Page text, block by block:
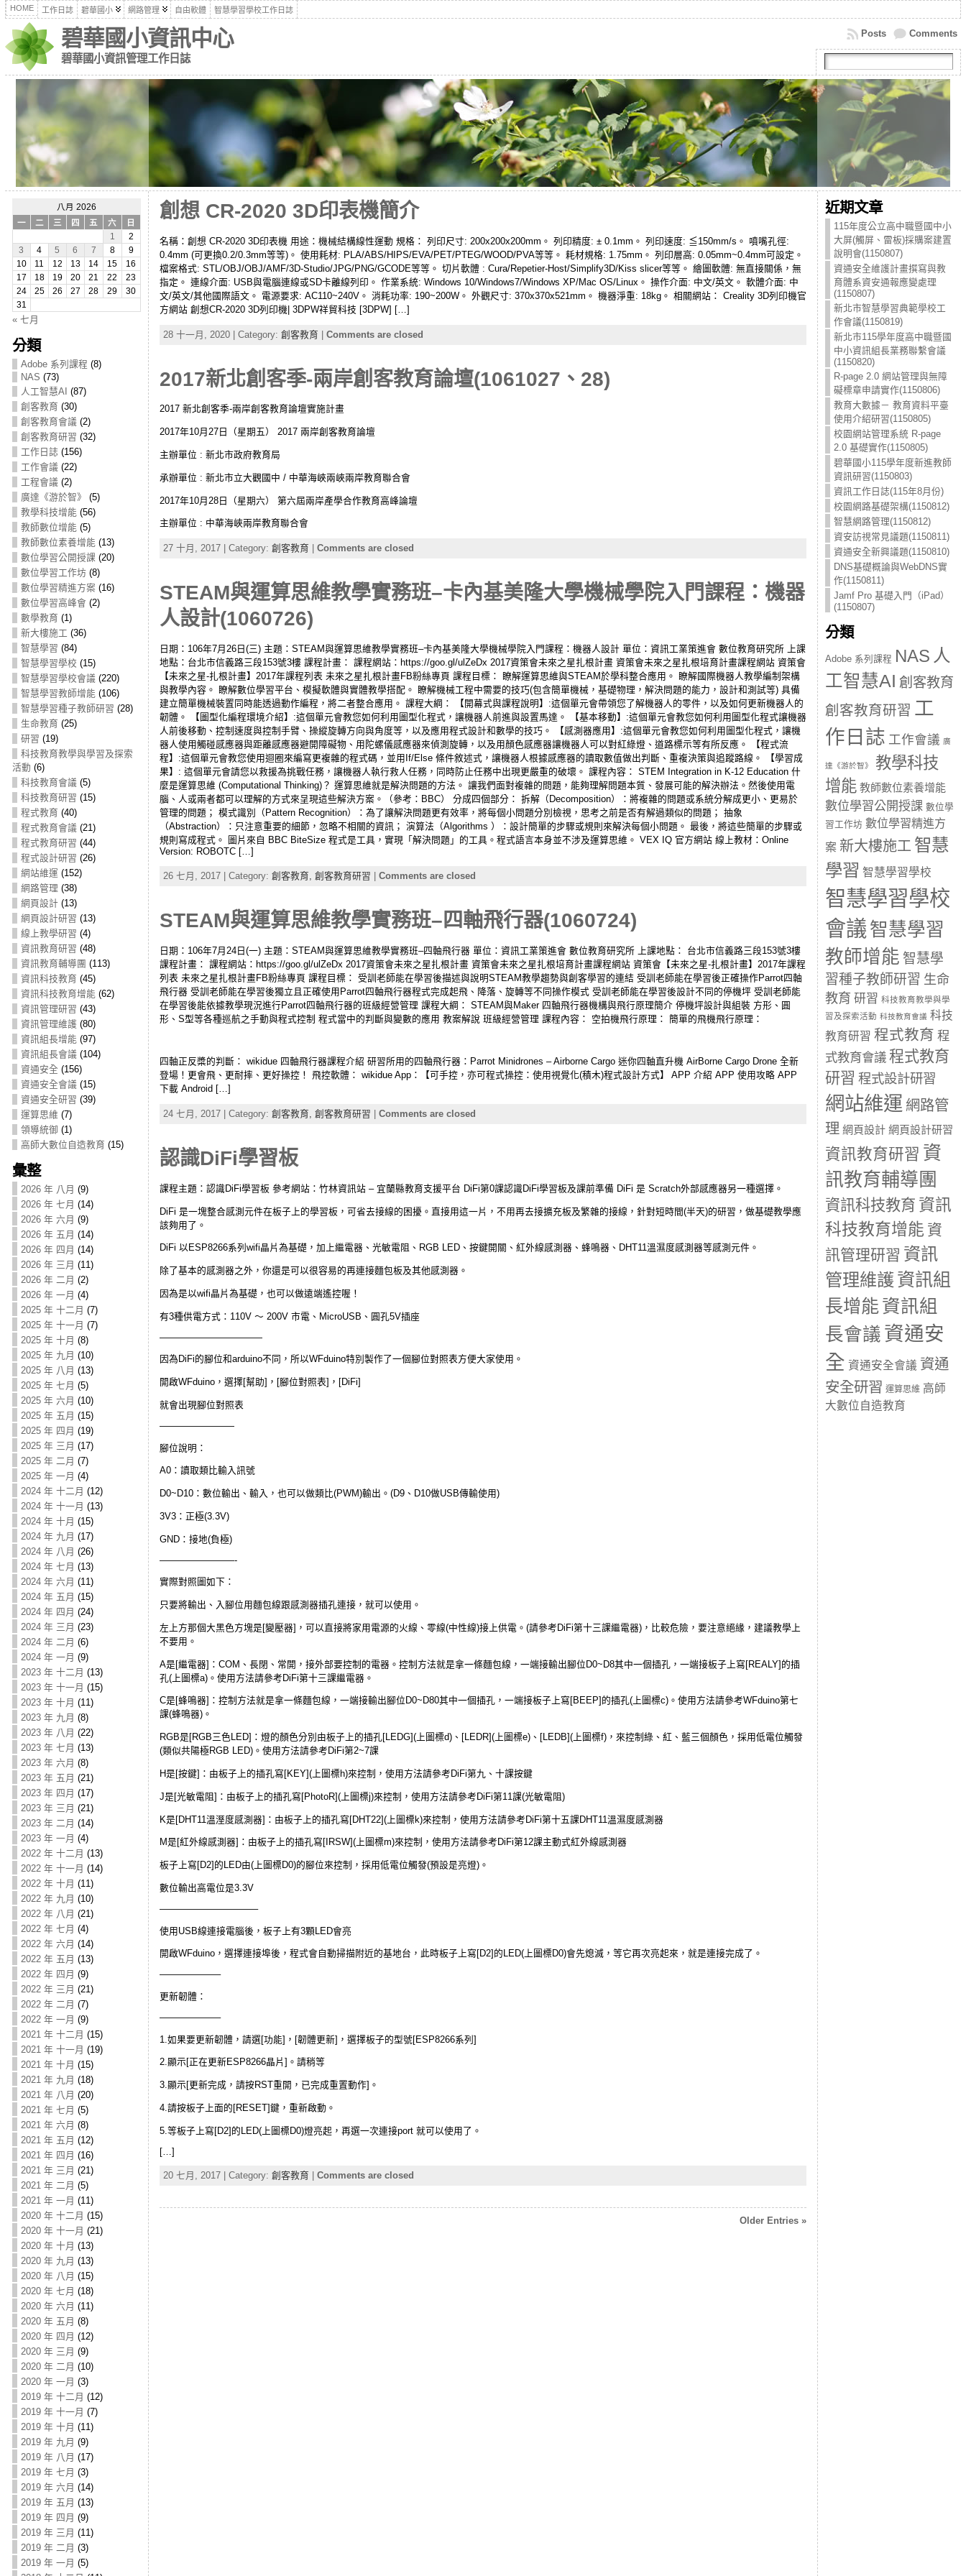
HOME 工作日誌 碧華國小 網路管理 自由軟體 智慧學習學校工作日誌
碧華國小資訊中心
碧華國小資訊管理工作日誌
Comments
Posts
八月 2026
一
二 三 四 五 六
日
1
2
3
4 5 6 7 8
9
10
11 12 13 14 15
16
17
18 19 20 21 22
23
24
25 26 27 28 29
30
31
« 七月
分類
Adobe 系列課程 (8)
NAS (73)
人工智慧AI (87)
創客教育 (30)
創客教育會議 (2)
創客教育研習 (32)
工作日誌 (156)
工作會議 (22)
工程會議 (2)
廣達《游於智》
(5)
教學科技增能(56)
教師數位增能(5)
教師數位素養增能(13)
數位學習公開授課 (20)
數位學習工作坊(8)
數位學習精進方案 (16)
數位學習高峰會 (2)
數學教育 (1)
新大樓施工 (36)
智慧學習 (84)
智慧學習學校 (15)
智慧學習學校會議 (220)
智慧學習教師增能(106)
智慧學習種子教師研習 (28)
生命教育 (25)
研習 (19)
科技教育教學與學習及探索
活動 (6)
科技教育會議 (5)
科技教育研習 (15)
程式教育 (40)
程式教育會議 (21)
程式教育研習 (44)
程式設計研習 (26)
網站維運 (152)
網路管理 (38)
網頁設計(13)
網頁設計研習 (13)
線上教學研習 (4)
資訊教育研習 (48)
資訊教育輔導團 (113)
資訊科技教育 (45)
資訊科技教育增能(62)
資訊管理研習 (43)
資訊管理維護(80)
資訊組長增能(97)
資訊組長會議 (104)
資通安全 (156)
資通安全會議 (15)
資通安全研習 (39)
運算思維 (7)
領導統御 (1)
高師大數位自造教育 (15)
彙整
2026 年 八月 (9)
2026 年 七月 (14)
2026 年 六月 (9)
2026 年 五月 (14)
2026 年 四月 (14)
2026 年 三月 (11)
2026 年 二月 (2)
2026 年 一月 (4)
2025 年 十二月 (7)
2025 年 十一月 (7)
2025 年 十月 (8)
2025 年 九月 (10)
2025 年 八月 (13)
2025 年 七月 (5)
2025 年 六月 (10)
2025 年 五月 (15)
2025 年 四月 (19)
2025 年 三月 (17)
2025 年 二月 (7)
2025 年 一月 (4)
2024 年 十二月 (12)
2024 年 十一月 (13)
2024 年 十月 (15)
2024 年 九月 (17)
2024 年 八月 (26)
2024 年 七月 (13)
2024 年 六月 (11)
2024 年 五月 (15)
2024 年 四月 (24)
2024 年 三月 (23)
2024 年 二月 (6)
2024 年 一月 (9)
2023 年 十二月 (13)
2023 年 十一月 (15)
2023 年 十月 (11)
2023 年 九月 (8)
2023 年 八月 (22)
2023 年 七月 (13)
2023 年 六月 (8)
2023 年 五月 (21)
2023 年 四月 (17)
2023 年 三月 (21)
2023 年 二月 (14)
2023 年 一月 (4)
2022 年 十二月 (13)
2022 年 十一月 (14)
2022 年 十月 (11)
2022 年 九月 (10)
2022 年 八月 (21)
2022 年 七月 (4)
2022 年 六月 (14)
2022 年 五月 (13)
2022 年 四月 (9)
2022 年 三月 (21)
2022 年 二月 (7)
2022 年 一月 (9)
2021 年 十二月 (15)
2021 年 十一月 (19)
2021 年 十月 (15)
2021 年 九月 (18)
2021 年 八月 (20)
2021 年 七月 (5)
2021 年 六月 (8)
2021 年 五月 (12)
2021 年 四月 (16)
2021 年 三月 (21)
2021 年 二月 (5)
2021 年 一月 (11)
2020 年 十二月 (15)
2020 年 十一月 (21)
2020 年 十月 (13)
2020 年 九月 (13)
2020 年 八月 (15)
2020 年 七月 (18)
2020 年 六月 (11)
2020 年 五月 (8)
2020 年 四月 (12)
2020 年 三月 (9)
2020 年 二月 (10)
2020 年 一月 (3)
2019 年 十二月 (12)
2019 年 十一月 (7)
2019 年 十月 (11)
2019 年 九月 (9)
2019 年 八月 (17)
2019 年 七月 (3)
2019 年 六月 (14)
2019 年 五月 (13)
2019 年 四月 (9)
2019 年 三月 (11)
2019 年 二月 (3)
2019 年 一月 (5)
創想 CR-2020 3D印表機簡介
名稱：創想 CR-2020 3D印表機 用途：機械結構線性運動 規格： 列印尺寸: 200x200x200mm。 列印精度: ± 0.1mm。 列印速度: ≦150mm/s。 噴嘴孔徑:
0.4mm (可更換0.2/0.3mm等等)。 使用耗材: PLA/ABS/HIPS/EVA/PET/PTEG/WOOD/PVA等等。 耗材規格: 1.75mm。 列印層高: 0.05mm~0.4mm可設定。
檔案格式: STL/OBJ/OBJ/AMF/3D-Studio/JPG/PNG/GCODE等等。 切片軟體 : Cura/Repetier-Host/Simplify3D/Kiss slicer等等。 繪圖軟體: 無直接關係，無
指定。 連線介面: USB與電腦連線或SD卡離線列印。 作業系統: Windows 10/Windows7/Windows XP/Mac OS/Linux。 操作介面: 中文/英文。 軟體介面: 中
文/英文/其他國際語文。 電源要求: AC110~240V。 消耗功率: 190~200W。 外觀尺寸: 370x370x521mm。 機器淨重: 18kg。 相關網站： Creality 3D列印機官
方網站 創想CR-2020 3D列印機| 3DPW祥貿科技 [3DPW] […]
28 十一月, 2020 | Category: 創客教育 | Comments are closed
2017新北創客季-兩岸創客教育論壇(1061027、28)
2017 新北創客季-兩岸創客教育論壇實施計畫
2017年10月27日（星期五） 2017 兩岸創客教育論壇
主辦單位 : 新北市政府教育局
承辦單位 : 新北市立大觀國中 / 中華海峽兩峽兩岸教育聯合會
2017年10月28日（星期六） 第六屆兩岸產學合作教育高峰論壇
主辦單位 : 中華海峽兩岸教育聯合會
27 十月, 2017 | Category: 創客教育 Comments are closed
STEAM與運算思維教學實務班–卡內基美隆大學機械學院入門課程：機器
人設計(1060726)
日期：106年7月26日(三) 主題：STEAM與運算思維教學實務班–卡內基美隆大學機械學院入門課程：機器人設計 單位：資訊工業策進會 數位教育研究所 上課
地點：台北市信義路三段153號3樓 課程計畫： 課程網站：https://goo.gl/ulZeDx 2017資策會未來之星扎根計畫 資策會未來之星扎根培育計畫課程網站 資策會
【未來之星-扎根計畫】2017年課程列表 未來之星扎根計畫FB粉絲專頁 課程目標： 瞭解運算思維與STEAM於學科整合應用。 瞭解國際機器人教學編制架構
與教學內容。 瞭解數位學習平台、模擬軟體與實體教學搭配。 瞭解機械工程中需要的技巧(包含簡單機械，基礎物理，解決問題的能力，設計和測試等) 具備
建立簡單機械裝置同時能透過動作編程，將二者整合應用。 課程大綱： 【開幕式與課程說明】:這個單元會帶領您了解機器人的零件，以及如何更新機器人的
韌體。 【圖型化編程環境介紹】:這個單元會教您如何利用圖型化程式，讓機器人前進與設置馬達。 【基本移動】:這個單元會教您如何利用圖型化程式讓機器
人前後移動、控制速度與控制手臂、操縱旋轉方向與角度等，以及應用程式設計和數學的技巧。 【感測器應用】:這個單元會教您如何利用圖型化程式，讓機
器人使用觸碰感應器與距離感應器避開障礙物、用陀螺儀感應器來偵測旋轉，以及用顏色感應器讓機器人可以對紅綠燈、道路標示等有所反應。 【程式流
程】:這個單元會教您使用迴圈來編寫更複雜的程式碼，並用If/Else 條件敘述式，讓機器人根據感應器的讀取數值做出判斷、重複決策與追蹤路線。 【學習成
果】: 這個單元會請您以救援為挑戰任務，讓機器人執行救人任務，同時防止任務中出現更嚴重的破壞。 課程內容： STEM Integration in K-12 Education 什
麼是運算思維 (Computational Thinking)？ 運算思維就是解決問題的方法。 讓我們面對複雜的問題，能夠理解問題本質、發展可能的解決辦法。然後使用電
腦、人或兩者都可以理解的方式來呈現這些解決方案。（參考：BBC） 分成四個部分： 拆解（Decomposition）：將複雜的問題或系統分解成更小、更易於
管理的問題； 模式識別（Pattern Recognition）：為了讓解決問題更有效率，將每個小問題分別檢視，思考之前是否有解過類似的問題； 抽象
（Abstraction）：只注意重要的細節，忽略不相關的資訊； 演算法（Algorithms ）：設計簡單的步驟或規則來解決每個小問題。 最後，將這些簡單的步驟或
規則寫成程式。 圖片來自 BBC BiteSize 程式是工具，實現「解決問題」的工具。程式語言本身並不涉及運算思維。 VEX IQ 官方網站 線上教材：Online
Version: ROBOTC […]
26 七月, 2017 | Category: 創客教育, 創客教育研習 Comments are closed
STEAM與運算思維教學實務班–四軸飛行器(1060724)
日期：106年7月24日(一) 主題：STEAM與運算思維教學實務班–四軸飛行器 單位：資訊工業策進會 數位教育研究所 上課地點： 台北市信義路三段153號3樓
課程計畫： 課程網站：https://goo.gl/ulZeDx 2017資策會未來之星扎根計畫 資策會未來之星扎根培育計畫課程網站 資策會【未來之星-扎根計畫】2017年課程
列表 未來之星扎根計畫FB粉絲專頁 課程目標： 受訓老師能在學習後描述與說明STEAM教學趨勢與創客學習的連結 受訓老師能在學習後正確操作Parrot四軸
飛行器 受訓老師能在學習後獨立且正確使用Parrot四軸飛行器程式完成起飛、降落、旋轉等不同操作模式 受訓老師能在學習後設計不同的停機坪 受訓老師能
在學習後能依據教學現況進行Parrot四軸飛行器的班級經營管理 課程大綱： STEAM與Maker 四軸飛行器機構與飛行原理簡介 停機坪設計與組裝 方形、圓
形、S型等各種巡航之手動與程式控制 程式當中的判斷與變數的應用 教案解說 班級經營管理 課程內容： 空拍機飛行原理： 簡單的飛機飛行原理：
四軸正反槳的判斷： wikidue 四軸飛行器課程介紹 研習所用的四軸飛行器：Parrot Minidrones – Airborne Cargo 迷你四軸直升機 AirBorne Cargo Drone 全新
登場！更會飛、更耐摔、更好操控！ 飛控軟體： wikidue App：【可手控，亦可程式操控：使用視覺化(積木)程式設計方式】 APP 介紹 APP 使用攻略 APP
下載 Android […]
24 七月, 2017 | Category: 創客教育, 創客教育研習 Comments are closed
認識DiFi學習板
課程主題：認識DiFi學習板 參考網站：竹林資訊站 – 宜蘭縣教育支援平台 DiFi第0課認識DiFi學習板及課前準備 DiFi 是 Scratch外部感應器另一種選擇。
DiFi 是一塊整合感測元件在板子上的學習板，可省去接線的困擾。直接用這一片，不用再去接擴充板及繁雜的接線，針對短時間(半天)的研習，做基礎教學應
該夠用了。
DiFi 以ESP8266系列wifi晶片為基礎，加上繼電器、光敏電阻、RGB LED、按鍵開關、紅外線感測器、蜂鳴器、DHT11溫濕度感測器等感測元件。
除了基本的感測器之外，你還是可以很容易的再連接麵包板及其他感測器。
因為是以wifi晶片為基礎，也可以做遠端遙控喔！
有3種供電方式：110V ～ 200V 市電、MicroUSB、圓孔5V插座
———————————
因為DiFi的腳位和arduino不同，所以WFduino特別製作了一個腳位對照表方便大家使用。
開啟WFduino，選擇[幫助]，[腳位對照表]，[DiFi]
就會出現腳位對照表
————————
腳位說明：
A0：讀取類比輸入訊號
D0~D10：數位輸出、輸入，也可以做類比(PWM)輸出。(D9、D10做USB傳輸使用)
3V3：正極(3.3V)
GND：接地(負極)
————————-
實際對照圖如下：
只要將輸出、入腳位用麵包線跟感測器插孔連接，就可以使用。
左上方那個大黑色方塊是[變壓器]，可以直接將家用電源的火線、零線(中性線)接上供電。(請參考DiFi第十三課繼電器)，比較危險，要注意絕緣，建議教學上
不要用。
A是[繼電器]：COM、長閉、常開，接外部要控制的電器。控制方法就是拿一條麵包線，一端接輸出腳位D0~D8其中一個插孔，一端接板子上寫[REALY]的插
孔(上圖標a)。使用方法請參考DiFi第十三課繼電器。
C是[蜂鳴器]：控制方法就是拿一條麵包線，一端接輸出腳位D0~D80其中一個插孔，一端接板子上寫[BEEP]的插孔(上圖標c)。使用方法請參考WFduino第七
課(蜂鳴器)。
RGB是[RGB三色LED]：燈的顏色分別由板子上的插孔[LEDG](上圖標d)、[LEDR](上圖標e)、[LEDB](上圖標f)，來控制綠、紅、藍三個顏色，採用低電位觸發
(類似共陽極RGB LED)。使用方法請參考DiFi第2~7課
H是[按鍵]：由板子上的插孔寫[KEY](上圖標h)來控制，使用方法請參考DiFi第九、十課按鍵
J是[光敏電阻]：由板子上的插孔寫[PhotoR](上圖標j)來控制，使用方法請參考DiFi第11課(光敏電阻)
K是[DHT11溫溼度感測器]：由板子上的插孔寫[DHT22](上圖標k)來控制，使用方法請參考DiFi第十五課DHT11溫濕度感測器
M是[紅外線感測器]：由板子上的插孔寫[IRSW](上圖標m)來控制，使用方法請參考DiFi第12課主動式紅外線感測器
板子上寫[D2]的LED由(上圖標D0)的腳位來控制，採用低電位觸發(預設是亮燈)。
數位輸出高電位是3.3V
——————————–
使用USB線連接電腦後，板子上有3顆LED會亮
開啟WFduino，選擇連接埠後，程式會自動掃描附近的基地台，此時板子上寫[D2]的LED(上圖標D0)會先熄滅，等它再次亮起來，就是連接完成了。
——————–
更新韌體：
——————–
1.如果要更新韌體，請選[功能]，[韌體更新]，選擇板子的型號[ESP8266系列]
2.顯示[正在更新ESP8266晶片]。請稍等
3.顯示[更新完成，請按RST重開，已完成重置動作]。
4.請按板子上面的[RESET]鍵，重新啟動。
5.等板子上寫[D2]的LED(上圖標D0)燈亮起，再選一次連接port 就可以使用了。
[…]
20 七月, 2017 | Category: 創客教育 Comments are closed
Older Entries »
近期文章
115年度公立高中職暨國中小
大屏(觸屏、雷板)採購案建置
說明會(1150807)
資通安全維護計畫撰寫與教
育體系資安通報應變處理
(1150807)
新北市智慧學習典範學校工
作會議(1150819)
新北市115學年度高中職暨國
中小資訊組長業務聯繫會議
(1150820)
R-page 2.0 網站管理與無障
礙標章申請實作(1150806)
教育大數據－ 教育資料平臺
使用介紹研習(1150805)
校園網站管理系統 R-page
2.0 基礎實作(1150805)
碧華國小115學年度新進教師
資訊研習(1150803)
資訊工作日誌(115年8月份)
校園網路基礎架構(1150812)
智慧網路管理(1150812)
資安訪視常見議題(1150811)
資通安全新興議題(1150810)
DNS基礎概論與WebDNS實
作(1150811)
Jamf Pro 基礎入門（iPad）
(1150807)
分類
Adobe 系列課程 NAS 人
工智慧AI 創客教育
創客教育研習 工
作日誌 工作會議 廣
達《游於智》
教學科技
增能 教師數位素養增能
數位學習公開授課 數位學
習工作坊 數位學習精進方
案 新大樓施工 智慧
學習 智慧學習學校
智慧學習學校
會議 智慧學習
教師增能 智慧學
習種子教師研習 生命
教育 研習 科技教育教學與學
習及探索活動 科技教育會議 科技
教育研習 程式教育 程
式教育會議 程式教育
研習 程式設計研習
網站維運 網路管
理 網頁設計 網頁設計研習
資訊教育研習 資
訊教育輔導團
資訊科技教育 資訊
科技教育增能 資
訊管理研習 資訊
管理維護 資訊組
長增能資訊組
長會議 資通安
全 資通安全會議 資通
安全研習 運算思維 高師
大數位自造教育